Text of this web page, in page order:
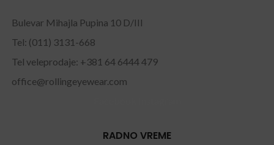
Bulevar Mihajla Pupina 10 D/III
Tel: (011) 3131-668
Tel veleprodaje: +381 64 6444 479
office@rollingeyewear.com
RADNO VREME